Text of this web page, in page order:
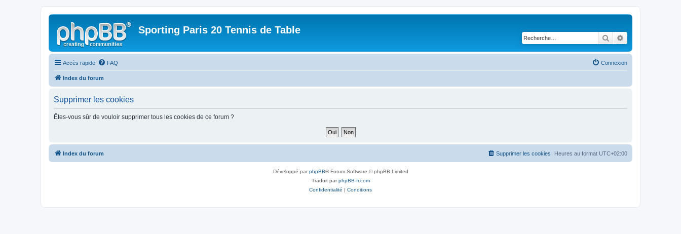
Sporting Paris 20 Tennis de Table
Rechercher
Accès rapide FAQ Connexion
Index du forum
Supprimer les cookies
Êtes-vous sûr de vouloir supprimer tous les cookies de ce forum ?
Index du forum Heures au format UTC+02:00
Supprimer les cookies
Développé parphpBB® Forum Software © phpBB Limited
Traduit parphpBB-fr.com
Confidentialité | Conditions